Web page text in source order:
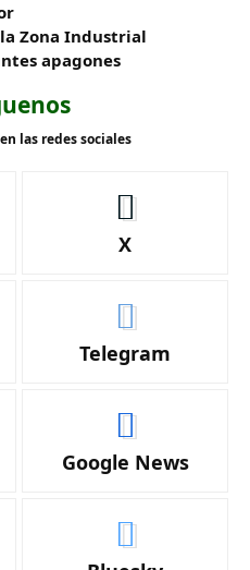
Zona Industrial
apagones
las redes sociales
X
Telegram
Google News